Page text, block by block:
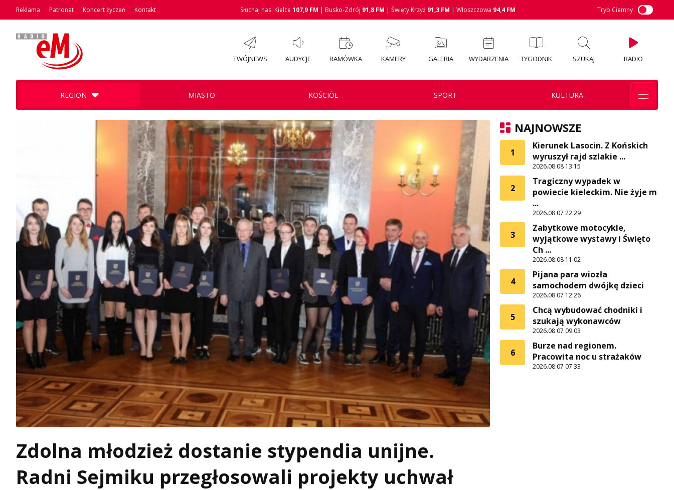
Reklama Patronat Koncert życzeń Kontakt Słuchaj nas: Kielce 107,9 FM | Busko-Zdrój 91,8 FM | Święty Krzyż 91,3 FM | Włoszczowa 94,4 FM Tryb Ciemny
TWÓJNEWS AUDYCJE RAMÓWKA KAMERY GALERIA WYDARZENIA TYGODNIK SZUKAJ RADIO
REGION MIASTO KOŚCIÓŁ SPORT KULTURA
Zdolna młodzież dostanie stypendia unijne.
Radni Sejmiku przegłosowali projekty uchwał
NAJNOWSZE
1
Kierunek Lasocin. Z Końskich
wyruszył rajd szlakie ...
2026.08.08 13:15
2
Tragiczny wypadek w
powiecie kieleckim. Nie żyje m
...
2026.08.07 22:29
3
Zabytkowe motocykle,
wyjątkowe wystawy i Święto
Ch ...
2026.08.08 11:02
4
Pijana para wiozła
samochodem dwójkę dzieci
2026.08.07 12:26
5
Chcą wybudować chodniki i
szukają wykonawców
2026.08.07 09:03
6
Burze nad regionem.
Pracowita noc u strażaków
2026.08.07 07:33